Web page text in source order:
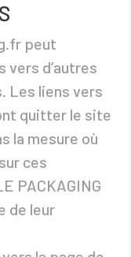
peut
d’autres
Les liens vers
quitter le site
la mesure où
ces
PACKAGING
de leur